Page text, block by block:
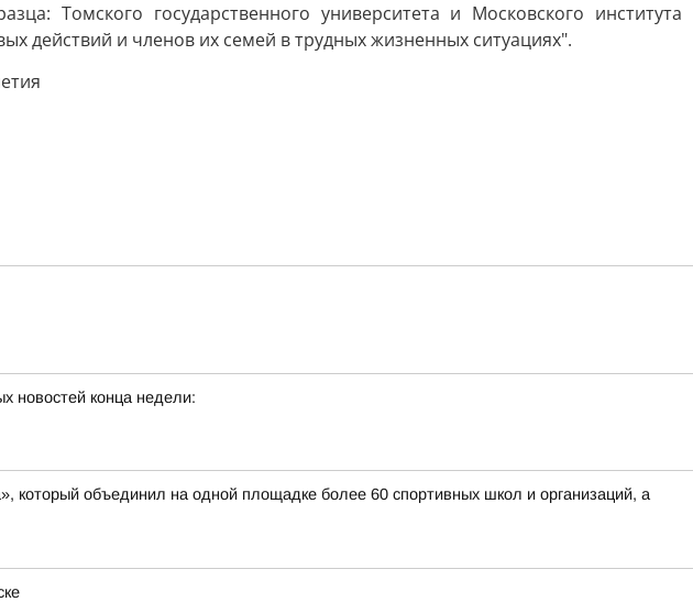
Томского государственного университета и Московского института
действий и членов их семей в трудных жизненных ситуациях".
новостей конца недели:
который объединил на одной площадке более 60 спортивных школ и организаций, а